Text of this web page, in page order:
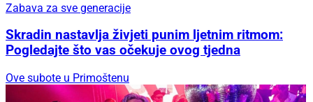
Zabava za sve generacije
Skradin nastavlja živjeti punim ljetnim ritmom:
Pogledajte što vas očekuje ovog tjedna
Ove subote u Primoštenu